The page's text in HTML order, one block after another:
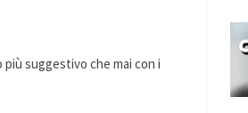
suggestivo che mai con i